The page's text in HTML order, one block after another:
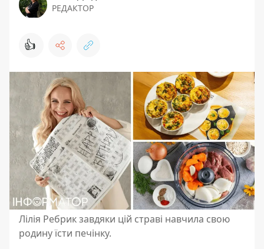
РЕДАКТОР
👍
Лілія Ребрик завдяки цій страві навчила свою
родину їсти печінку.